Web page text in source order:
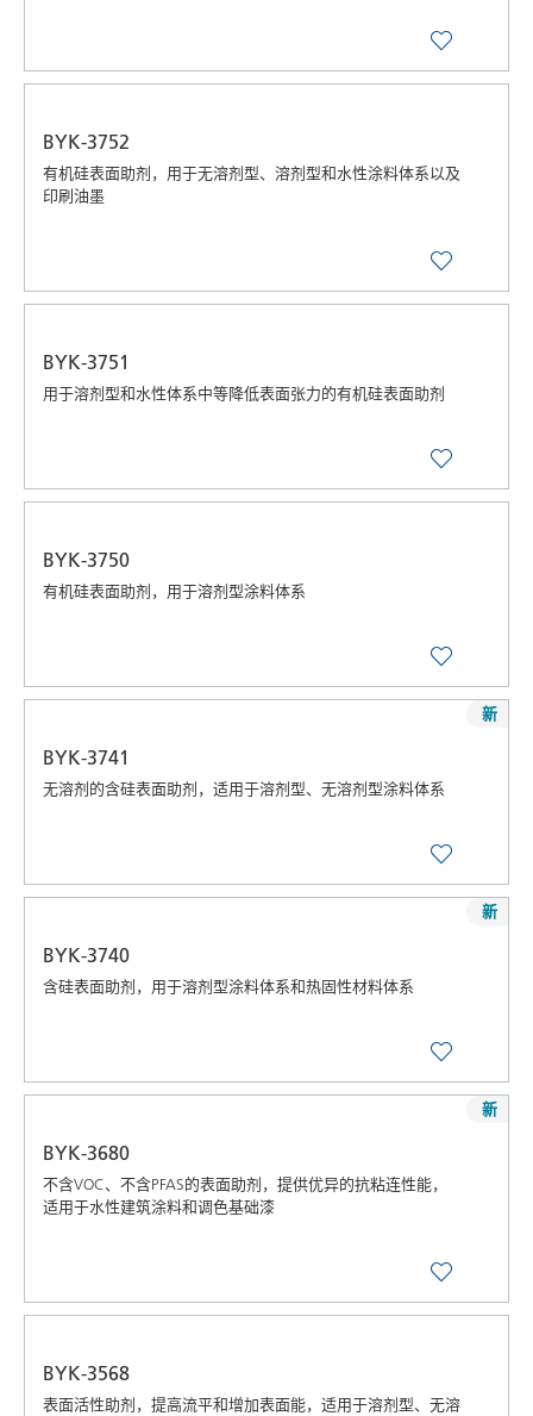
BYK-3752
有机硅表面助剂，用于无溶剂型、溶剂型和水性涂料体系以及
印刷油墨
BYK-3751
用于溶剂型和水性体系中等降低表面张力的有机硅表面助剂
BYK-3750
有机硅表面助剂，用于溶剂型涂料体系
BYK-3741
无溶剂的含硅表面助剂，适用于溶剂型、无溶剂型涂料体系
新
BYK-3740
含硅表面助剂，用于溶剂型涂料体系和热固性材料体系
新
BYK-3680
不含VOC、不含PFAS的表面助剂，提供优异的抗粘连性能，
适用于水性建筑涂料和调色基础漆
新
BYK-3568
表面活性助剂，提高流平和增加表面能，适用于溶剂型、无溶